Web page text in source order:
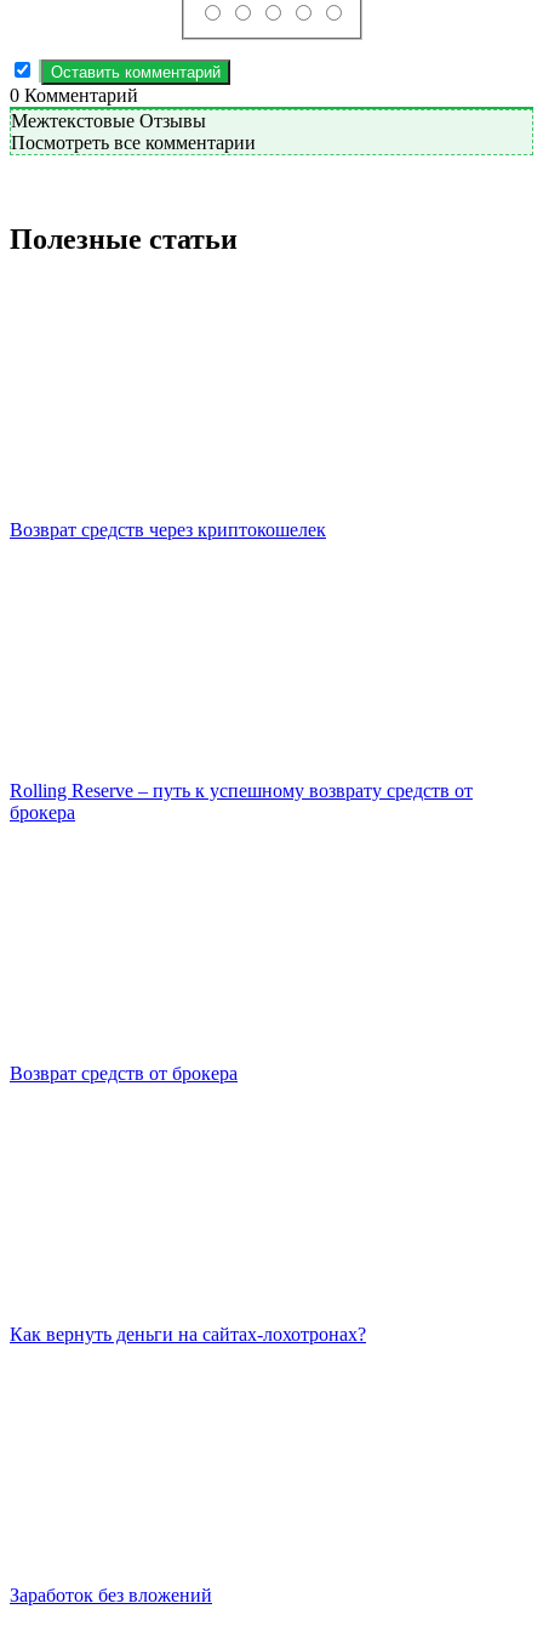
0 Комментарий
Межтекстовые Отзывы
Посмотреть все комментарии
Полезные статьи
Возврат средств через криптокошелек
Rolling Reserve – путь к успешному возврату средств от
брокера
Возврат средств от брокера
Как вернуть деньги на сайтах-лохотронах?
Заработок без вложений